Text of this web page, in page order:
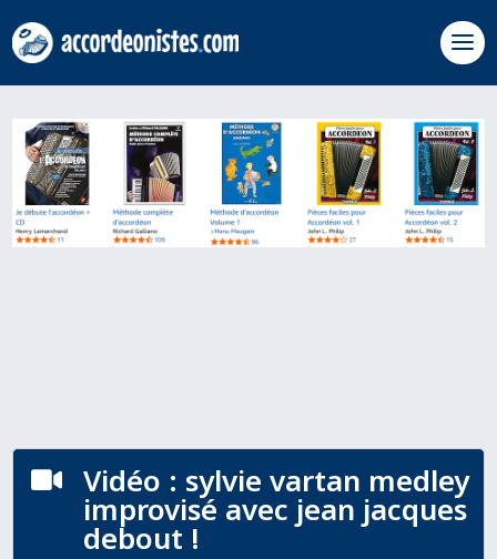
 Vidéo : sylvie vartan medley
improvisé avec jean jacques
debout !